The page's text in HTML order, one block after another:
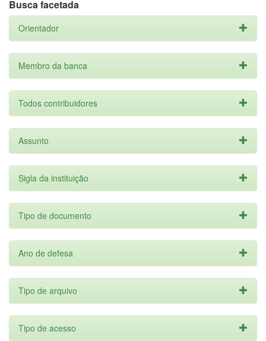
Busca facetada
Orientador
Membro da banca
Todos contribuidores
Assunto
Sigla da instituição
Tipo de documento
Ano de defesa
Tipo de arquivo
Tipo de acesso